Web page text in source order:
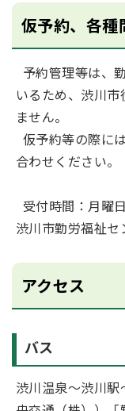
仮予約、各種
予約管理等は、
いるため、渋川
ません。
仮予約等の際に
合わせください。
受付時間：月曜
渋川市勤労福祉
アクセス
バス
渋川温泉～渋川